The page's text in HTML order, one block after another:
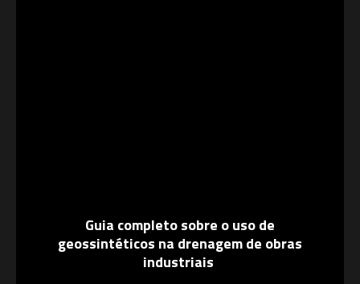
Guia completo sobre o uso de
geossintéticos na drenagem de obras
industriais